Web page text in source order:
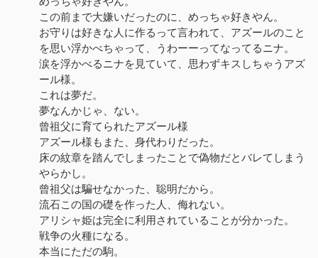
この前まで大嫌いだったのに、めっちゃ好きやん。
お守りは好きな人に作るって言われて、アズールのこと
を思い浮かべちゃって、うわーーってなってるニナ。
涙を浮かべるニナを見ていて、思わずキスしちゃうアズ
ール様。
これは夢だ。
夢なんかじゃ、ない。
曾祖父に育てられたアズール様
アズール様もまた、身代わりだった。
床の紋章を踏んでしまったことで偽物だとバレてしまう
やらかし。
曾祖父は騙せなかった、聡明だから。
流石この国の礎を作った人、侮れない。
アリシャ姫は完全に利用されていることが分かった。
戦争の火種になる。
本当にただの駒。